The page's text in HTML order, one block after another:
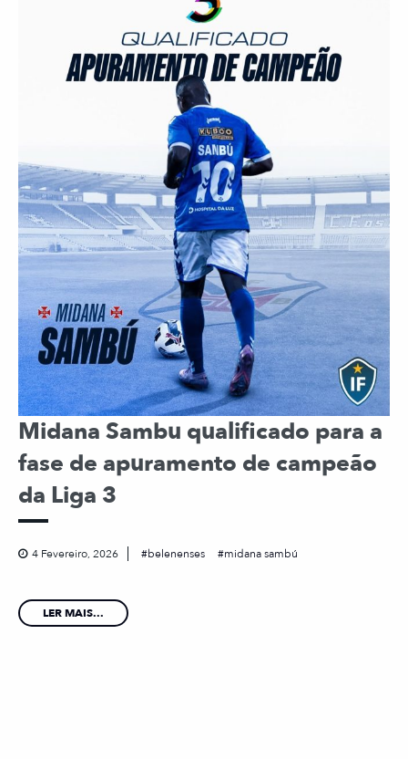
Midana Sambu qualificado para a
fase de apuramento de campeão
da Liga 3
4 Fevereiro, 2026 belenenses midana sambú
LER MAIS...